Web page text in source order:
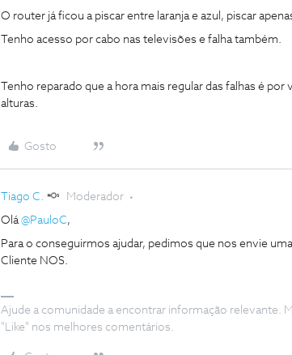
O router já ficou a piscar entre laranja e azul, piscar
Tenho acesso por cabo nas televisões e falha também.
Tenho reparado que a hora mais regular das falhas é por
alturas.
Gosto
Tiago C. Moderador
Olá @PauloC,
Para o conseguirmos ajudar, pedimos que nos envie
Cliente NOS.
Ajude a comunidade a encontrar informação relevante.
"Like" nos melhores comentários.